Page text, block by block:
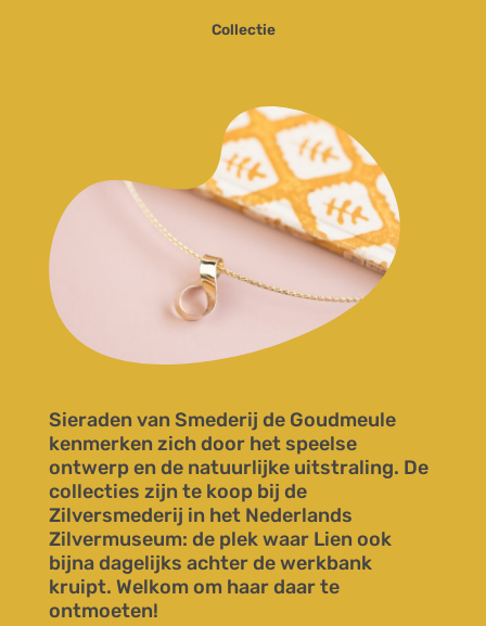
Collectie
Sieraden van Smederij de Goudmeule
kenmerken zich door het speelse
ontwerp en de natuurlijke uitstraling. De
collecties zijn te koop bij de
Zilversmederij in het Nederlands
Zilvermuseum: de plek waar Lien ook
bijna dagelijks achter de werkbank
kruipt. Welkom om haar daar te
ontmoeten!